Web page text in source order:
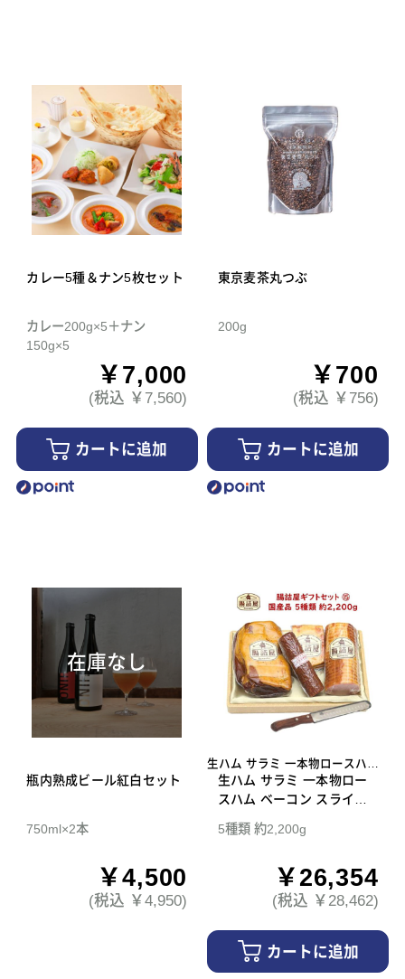
カレー5種＆ナン5枚セット
カレー200g×5＋ナン
150g×5
￥7,000
(税込 ￥7,560)
カートに追加
東京麦茶丸つぶ
200g
￥700
(税込 ￥756)
カートに追加
在庫なし
瓶内熟成ビール紅白セット
750ml×2本
￥4,500
(税込 ￥4,950)
生ハム サラミ 一本物ロースハム
ベーコン スライスナイフ
生ハム サラミ 一本物ロー
スハム ベーコン スライス
ト 15
5種類 約2,200g
￥26,354
(税込 ￥28,462)
カートに追加